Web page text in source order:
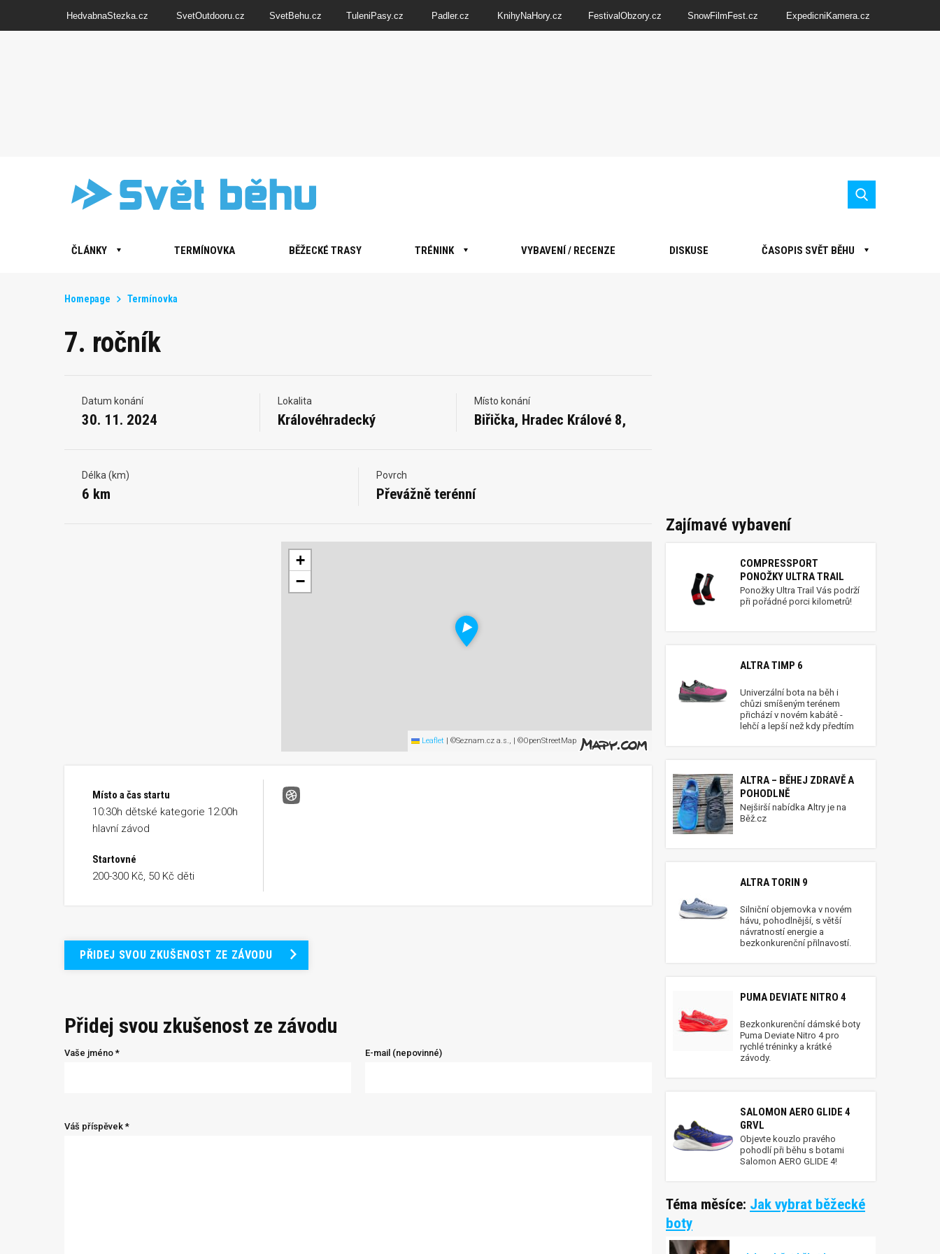
HedvabnaStezka.cz SvetOutdooru.cz SvetBehu.cz TuleniPasy.cz Padler.cz KnihyNaHory.cz FestivalObzory.cz SnowFilmFest.cz ExpedicniKamera.cz
ČLÁNKY TERMÍNOVKA BĚŽECKÉ TRASY TRÉNINK VYBAVENÍ / RECENZE DISKUSE ČASOPIS SVĚT BĚHU
Homepage Termínovka
7. ročník
Datum konání
30. 11. 2024
Lokalita
Královéhradecký
Místo konání
Biřička, Hradec Králové 8,
Délka (km)
6 km
Povrch
Převážně terénní
+
−
Leaflet | ©Seznam.cz a.s., | ©OpenStreetMap
Místo a čas startu
10:30h dětské kategorie 12:00h
hlavní závod
Startovné
200-300 Kč, 50 Kč děti
7. ročník
PŘIDEJ SVOU ZKUŠENOST ZE ZÁVODU
Přidej svou zkušenost ze závodu
Vaše jméno * E-mail (nepovinné)
Váš příspěvek *
Zajímavé vybavení
COMPRESSPORT
PONOŽKY ULTRA TRAIL
Ponožky Ultra Trail Vás podrží
při pořádné porci kilometrů!
ALTRA TIMP 6
Univerzální bota na běh i
chůzi smíšeným terénem
přichází v novém kabátě -
lehčí a lepší než kdy předtím
ALTRA – BĚHEJ ZDRAVĚ A
POHODLNĚ
Nejširší nabídka Altry je na
Běž.cz
ALTRA TORIN 9
Silniční objemovka v novém
hávu, pohodlnější, s větší
návratností energie a
bezkonkurenční přilnavostí.
PUMA DEVIATE NITRO 4
Bezkonkurenční dámské boty
Puma Deviate Nitro 4 pro
rychlé tréninky a krátké
závody.
SALOMON AERO GLIDE 4
GRVL
Objevte kouzlo pravého
pohodlí při běhu s botami
Salomon AERO GLIDE 4!
Téma měsíce: Jak vybrat běžecké
boty